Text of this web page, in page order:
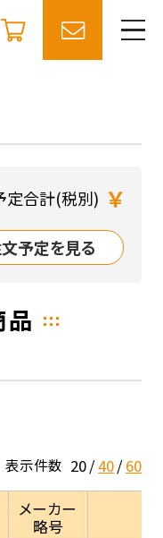
定合計(税別) ￥
予定を見る
品
表示件数 20 40 60
メーカー
略号